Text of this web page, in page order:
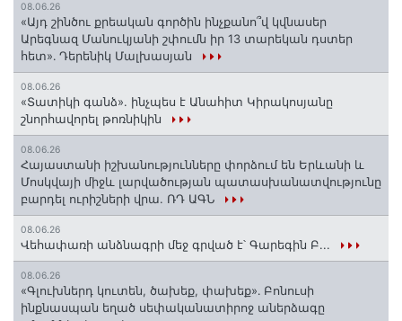
08.06.26
«Այդ շինծու քրեական գործին ինչքանո՞վ կվնասեր
Արեգնազ Մանուկյանի շփումն իր 13 տարեկան դստեր
հետ»․ Դերենիկ Մալխասյան
08.06.26
«Տատիկի գանձ». ինչպես է Անահիտ Կիրակոսյանը
շնորհավորել թոռնիկին
08.06.26
Հայաստանի իշխանությունները փորձում են Երևանի և
Մոսկվայի միջև լարվածության պատասխանատվությունը
բարդել ուրիշների վրա. ՌԴ ԱԳՆ
08.06.26
Վեհափառի անձնագրի մեջ գրված է՝ Գարեգին Բ...
08.06.26
«Գլուխներդ կուտեն, ծախեք, փախեք»․ Բոնուսի
ինքնասպան եղած սեփականատիրոջ աներձագը